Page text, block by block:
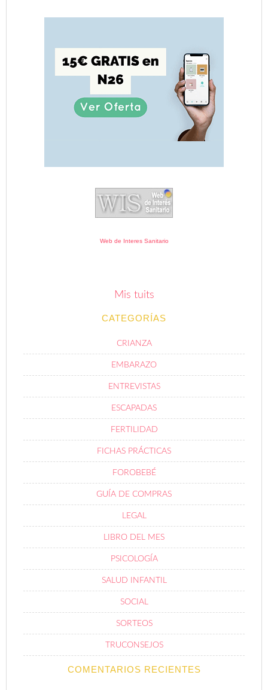
Web de Interes Sanitario
Mis tuits
CATEGORÍAS
CRIANZA
EMBARAZO
ENTREVISTAS
ESCAPADAS
FERTILIDAD
FICHAS PRÁCTICAS
FOROBEBÉ
GUÍA DE COMPRAS
LEGAL
LIBRO DEL MES
PSICOLOGÍA
SALUD INFANTIL
SOCIAL
SORTEOS
TRUCONSEJOS
COMENTARIOS RECIENTES